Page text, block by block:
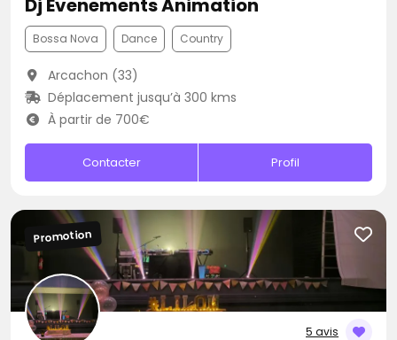
Dj Evenements Animation
Bossa Nova Dance Country
Arcachon (33)
Déplacement jusqu’à 300 kms
À partir de 700€
Contacter Profil
5 avis
Promotion